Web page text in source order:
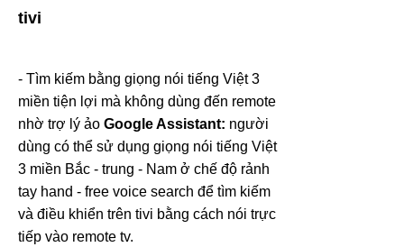
tivi
- Tìm kiếm bằng giọng nói tiếng Việt 3
miền tiện lợi mà không dùng đến remote
nhờ trợ lý ảo Google Assistant: người
dùng có thể sử dụng giọng nói tiếng Việt
3 miền Bắc - trung - Nam ở chế độ rảnh
tay hand - free voice search để tìm kiếm
và điều khiển trên tivi bằng cách nói trực
tiếp vào remote tv.